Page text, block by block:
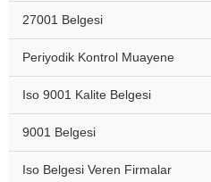
27001 Belgesi
Periyodik Kontrol Muayene
Iso 9001 Kalite Belgesi
9001 Belgesi
Iso Belgesi Veren Firmalar